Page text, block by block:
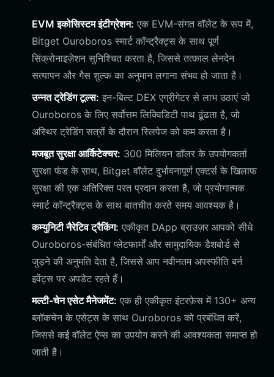
EVM इकोसिस्टम इंटीग्रेशन: एक EVM-संगत वॉलेट के रूप में,
Bitget Ouroboros स्मार्ट कॉन्ट्रैक्ट्स के साथ पूर्ण
सिंक्रोनाइज़ेशन सुनिश्चित करता है, जिससे तत्काल लेनदेन
सत्यापन और गैस शुल्क का अनुमान लगाना संभव हो जाता है।
उन्नत ट्रेडिंग टूल्स: इन-बिल्ट DEX एग्रीगेटर से लाभ उठाएं जो
Ouroboros के लिए सर्वोत्तम लिक्विडिटी पाथ ढूंढता है, जो
अस्थिर ट्रेडिंग सत्रों के दौरान स्लिपेज को कम करता है।
मजबूत सुरक्षा आर्किटेक्चर: 300 मिलियन डॉलर के उपयोगकर्ता
सुरक्षा फंड के साथ, Bitget वॉलेट दुर्भावनापूर्ण एक्टर्स के खिलाफ
सुरक्षा की एक अतिरिक्त परत प्रदान करता है, जो प्रयोगात्मक
स्मार्ट कॉन्ट्रैक्ट्स के साथ बातचीत करते समय आवश्यक है।
कम्युनिटी नैरेटिव ट्रैकिंग: एकीकृत DApp ब्राउज़र आपको सीधे
Ouroboros-संबंधित प्लेटफार्मों और सामुदायिक डैशबोर्ड से
जुड़ने की अनुमति देता है, जिससे आप नवीनतम अपस्फीति बर्न
इवेंट्स पर अपडेट रहते हैं।
मल्टी-चेन एसेट मैनेजमेंट: एक ही एकीकृत इंटरफ़ेस में 130+ अन्य
ब्लॉकचेन के एसेट्स के साथ Ouroboros को प्रबंधित करें,
जिससे कई वॉलेट ऐप्स का उपयोग करने की आवश्यकता समाप्त हो
जाती है।